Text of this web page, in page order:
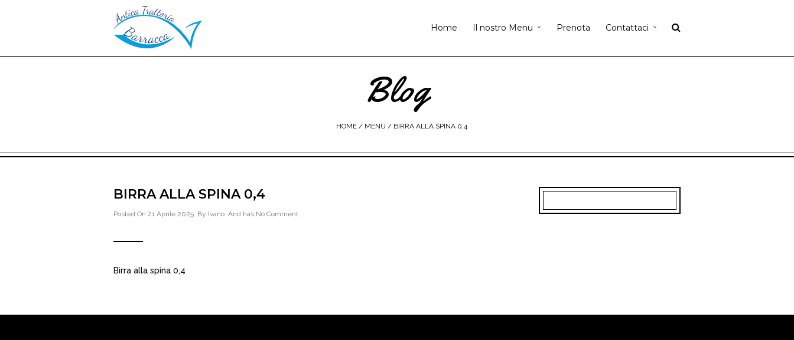
Home Il nostro Menu Prenota Contattaci
Blog
HOME/ MENU / BIRRA ALLA SPINA 0,4
BIRRA ALLA SPINA 0,4
Posted On 21 Aprile 2025 By Ivano And has No Comment
Birra alla spina 0,4